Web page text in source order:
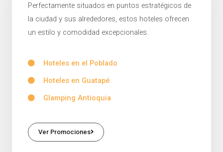
Perfectamente situados en puntos estratégicos de
la ciudad y sus alrededores, estos hoteles ofrecen
un estilo y comodidad excepcionales.
Hoteles en el Poblado
Hoteles en Guatapé
Glamping Antioquia
Ver Promociones